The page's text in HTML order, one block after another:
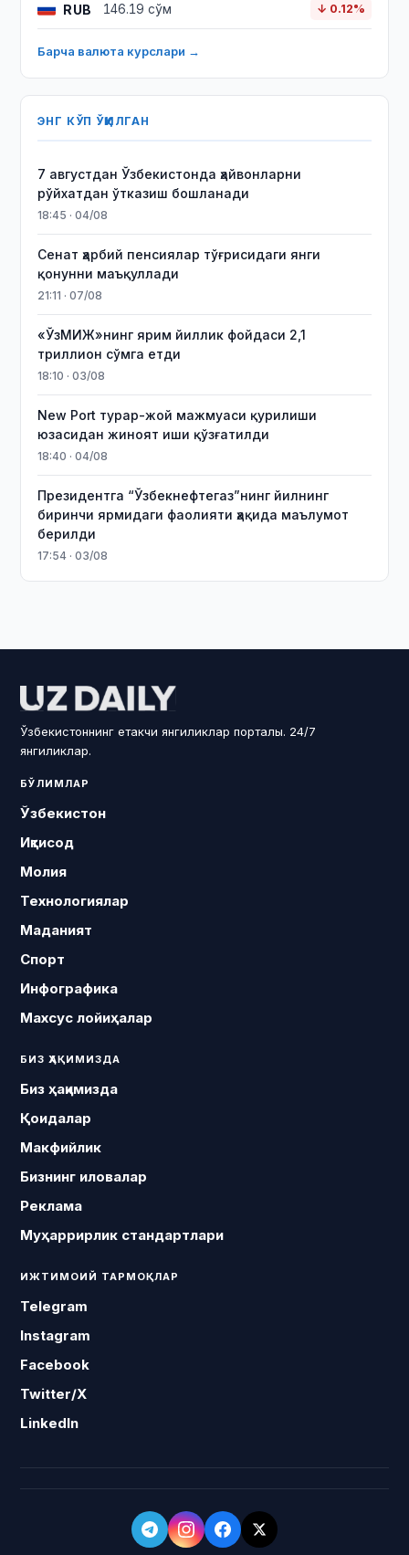
RUB 146.19 сўм ↓ 0.12%
Барча валюта курслари →
ЭНГ КЎП ЎҚИЛГАН
7 августдан Ўзбекистонда ҳайвонларни
рўйхатдан ўтказиш бошланади
18:45 · 04/08
Сенат ҳарбий пенсиялар тўғрисидаги янги
қонунни маъқуллади
21:11 · 07/08
«ЎзМИЖ»нинг ярим йиллик фойдаси 2,1
триллион сўмга етди
18:10 · 03/08
New Port турар-жой мажмуаси қурилиши
юзасидан жиноят иши қўзғатилди
18:40 · 04/08
Президентга “Ўзбекнефтегаз”нинг йилнинг
биринчи ярмидаги фаолияти ҳақида маълумот
берилди
17:54 · 03/08
Ўзбекистоннинг етакчи янгиликлар порталы. 24/7
янгиликлар.
БЎЛИМЛАР
Ўзбекистон
Иқтисод
Молия
Технологиялар
Маданият
Спорт
Инфографика
Махсус лойиҳалар
БИЗ ҲАҚИМИЗДА
Биз ҳақимизда
Қоидалар
Макфийлик
Бизнинг иловалар
Реклама
Муҳаррирлик стандартлари
ИЖТИМОИЙ ТАРМОҚЛАР
Telegram
Instagram
Facebook
Twitter/X
LinkedIn